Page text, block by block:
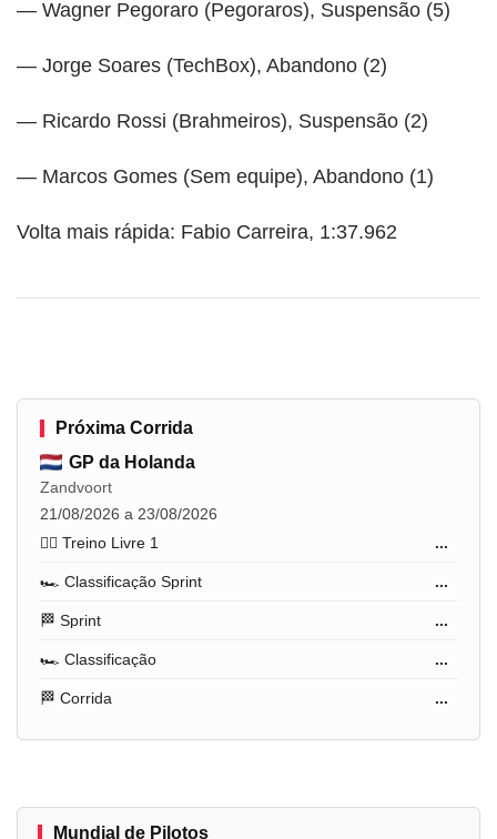
— Wagner Pegoraro (Pegoraros), Suspensão (5)
— Jorge Soares (TechBox), Abandono (2)
— Ricardo Rossi (Brahmeiros), Suspensão (2)
— Marcos Gomes (Sem equipe), Abandono (1)
Volta mais rápida: Fabio Carreira, 1:37.962
Próxima Corrida
GP da Holanda
Zandvoort
21/08/2026 a 23/08/2026
🏋️‍♂️ Treino Livre 1
...
🏎️ Classificação Sprint ...
🏁 Sprint ...
🏎️ Classificação ...
🏁 Corrida ...
Mundial de Pilotos